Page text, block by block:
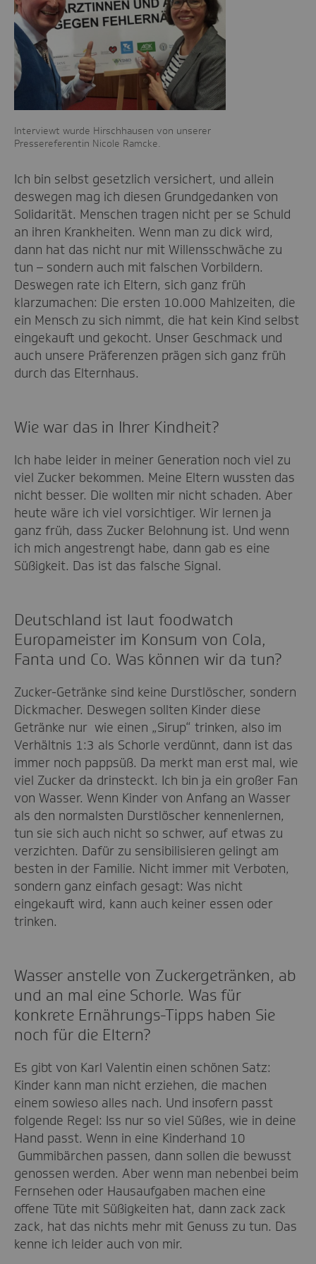
Interviewt wurde Hirschhausen von unserer
Pressereferentin Nicole Ramcke.
Ich bin selbst gesetzlich versichert, und allein
deswegen mag ich diesen Grundgedanken von
Solidarität. Menschen tragen nicht per se Schuld
an ihren Krankheiten. Wenn man zu dick wird,
dann hat das nicht nur mit Willensschwäche zu
tun – sondern auch mit falschen Vorbildern.
Deswegen rate ich Eltern, sich ganz früh
klarzumachen: Die ersten 10.000 Mahlzeiten, die
ein Mensch zu sich nimmt, die hat kein Kind selbst
eingekauft und gekocht. Unser Geschmack und
auch unsere Präferenzen prägen sich ganz früh
durch das Elternhaus.
Wie war das in Ihrer Kindheit?
Ich habe leider in meiner Generation noch viel zu
viel Zucker bekommen. Meine Eltern wussten das
nicht besser. Die wollten mir nicht schaden. Aber
heute wäre ich viel vorsichtiger. Wir lernen ja
ganz früh, dass Zucker Belohnung ist. Und wenn
ich mich angestrengt habe, dann gab es eine
Süßigkeit. Das ist das falsche Signal.
Deutschland ist laut foodwatch
Europameister im Konsum von Cola,
Fanta und Co. Was können wir da tun?
Zucker-Getränke sind keine Durstlöscher, sondern
Dickmacher. Deswegen sollten Kinder diese
Getränke nur wie einen „Sirup“ trinken, also im
Verhältnis 1:3 als Schorle verdünnt, dann ist das
immer noch pappsüß. Da merkt man erst mal, wie
viel Zucker da drinsteckt. Ich bin ja ein großer Fan
von Wasser. Wenn Kinder von Anfang an Wasser
als den normalsten Durstlöscher kennenlernen,
tun sie sich auch nicht so schwer, auf etwas zu
verzichten. Dafür zu sensibilisieren gelingt am
besten in der Familie. Nicht immer mit Verboten,
sondern ganz einfach gesagt: Was nicht
eingekauft wird, kann auch keiner essen oder
trinken.
Wasser anstelle von Zuckergetränken, ab
und an mal eine Schorle. Was für
konkrete Ernährungs-Tipps haben Sie
noch für die Eltern?
Es gibt von Karl Valentin einen schönen Satz:
Kinder kann man nicht erziehen, die machen
einem sowieso alles nach. Und insofern passt
folgende Regel: Iss nur so viel Süßes, wie in deine
Hand passt. Wenn in eine Kinderhand 10
Gummibärchen passen, dann sollen die bewusst
genossen werden. Aber wenn man nebenbei beim
Fernsehen oder Hausaufgaben machen eine
offene Tüte mit Süßigkeiten hat, dann zack zack
zack, hat das nichts mehr mit Genuss zu tun. Das
kenne ich leider auch von mir.